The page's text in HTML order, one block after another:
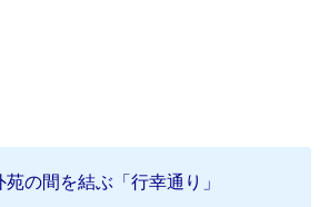
の間を結ぶ「行幸通り」